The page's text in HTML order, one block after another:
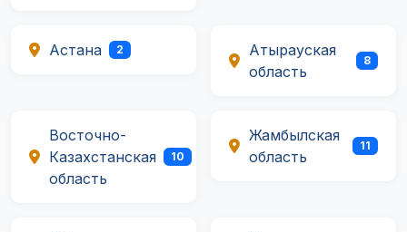
Астана 2
Атырауская
область
8
Восточно-
Казахстанская
область
10
Жамбылская
область
11